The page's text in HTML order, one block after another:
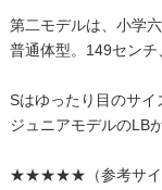
第二モデルは、小学六
普通体型。149センチ
Sはゆったり目のサイ
ジュニアモデルのLB
★★★★★（参考サ